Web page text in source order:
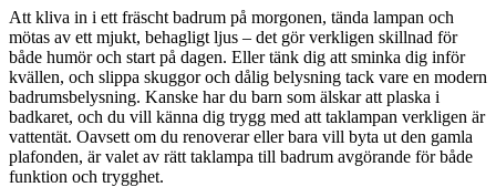
Att kliva in i ett fräscht badrum på morgonen, tända lampan och
mötas av ett mjukt, behagligt ljus – det gör verkligen skillnad för
både humör och start på dagen. Eller tänk dig att sminka dig inför
kvällen, och slippa skuggor och dålig belysning tack vare en modern
badrumsbelysning. Kanske har du barn som älskar att plaska i
badkaret, och du vill känna dig trygg med att taklampan verkligen är
vattentät. Oavsett om du renoverar eller bara vill byta ut den gamla
plafonden, är valet av rätt taklampa till badrum avgörande för både
funktion och trygghet.